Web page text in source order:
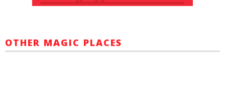
OTHER MAGIC PLACES